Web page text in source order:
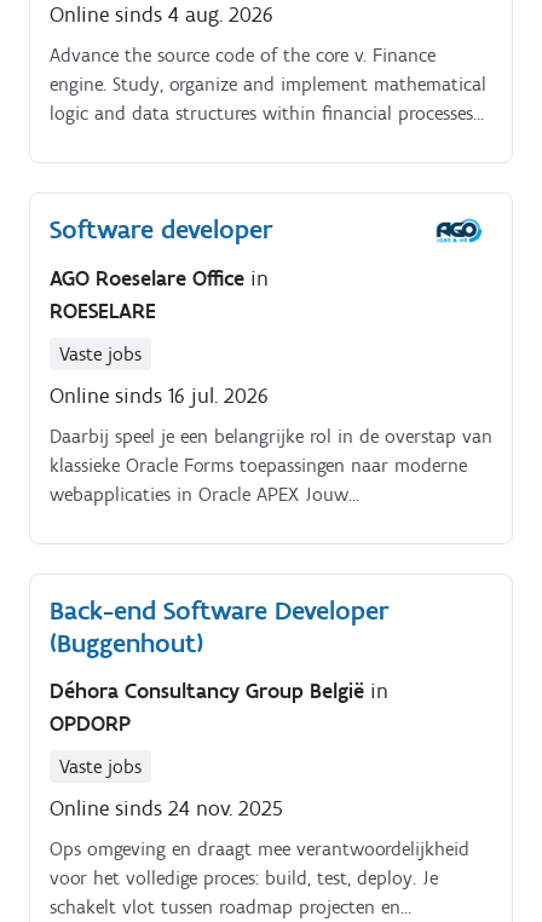
Online sinds 4 aug. 2026
Advance the source code of the core v. Finance
engine. Study, organize and implement mathematical
logic and data structures within financial processes
engineering A keen interest in finance, lending,
insurance and various aspects of algorithms and
Finance No specific industry experience is required,
but a desire to learn and investigate is required
Remote within Belgium or at the office.
Software developer
AGO Roeselare Office in
ROESELARE
Vaste jobs
Online sinds 16 jul. 2026
Daarbij speel je een belangrijke rol in de overstap van
klassieke Oracle Forms toepassingen naar moderne
webapplicaties in Oracle APEX Jouw
en optimaliseren van maatwerkapplicaties in Oracle
Forms, Oracle APEX en PL/SQL Ontwerpen van
performante en betrouwbare datamodellen binnen
de Oracle databaseomgeving Meewerken aan de
naar Oracle APEX Integreren van applicaties met
andere interne systemen op een veilige en stabiele
manier Actief meedenken over softwarearchitectuur,
datastromen en technische verbeteringen Bijdragen
aan een intuïtieve gebruikerservaring en het
toepassen van security best practices Uitvoeren van
testing, documenteren van ontwikkelingen en
bewaken van de kwaliteit volgens de geldende
Back-end Software Developer
(Buggenhout)
Déhora Consultancy Group België in
OPDORP
Vaste jobs
Online sinds 24 nov. 2025
Ops omgeving en draagt mee verantwoordelijkheid
voor het volledige proces: build, test, deploy. Je
schakelt vlot tussen roadmap projecten en